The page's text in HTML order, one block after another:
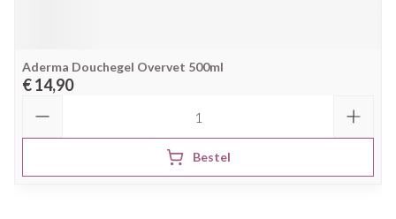
Aderma Douchegel Overvet 500ml
€ 14,90
Bestel